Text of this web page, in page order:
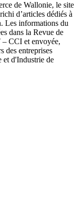
de Wallonie, le site
d’articles dédiés à
Les informations du
dans la Revue de
– CCI et envoyée,
des entreprises
et d'Industrie de